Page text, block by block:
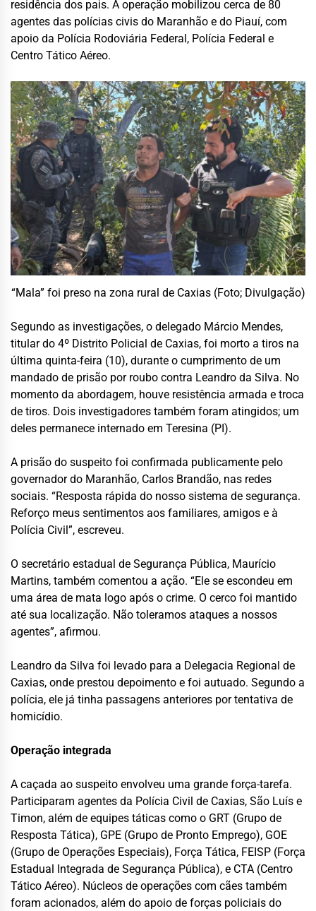
residência dos pais. A operação mobilizou cerca de 80
agentes das polícias civis do Maranhão e do Piauí, com
apoio da Polícia Rodoviária Federal, Polícia Federal e
Centro Tático Aéreo.
“Mala” foi preso na zona rural de Caxias (Foto; Divulgação)
Segundo as investigações, o delegado Márcio Mendes,
titular do 4º Distrito Policial de Caxias, foi morto a tiros na
última quinta-feira (10), durante o cumprimento de um
mandado de prisão por roubo contra Leandro da Silva. No
momento da abordagem, houve resistência armada e troca
de tiros. Dois investigadores também foram atingidos; um
deles permanece internado em Teresina (PI).
A prisão do suspeito foi confirmada publicamente pelo
governador do Maranhão, Carlos Brandão, nas redes
sociais. “Resposta rápida do nosso sistema de segurança.
Reforço meus sentimentos aos familiares, amigos e à
Polícia Civil”, escreveu.
O secretário estadual de Segurança Pública, Maurício
Martins, também comentou a ação. “Ele se escondeu em
uma área de mata logo após o crime. O cerco foi mantido
até sua localização. Não toleramos ataques a nossos
agentes”, afirmou.
Leandro da Silva foi levado para a Delegacia Regional de
Caxias, onde prestou depoimento e foi autuado. Segundo a
polícia, ele já tinha passagens anteriores por tentativa de
homicídio.
Operação integrada
A caçada ao suspeito envolveu uma grande força-tarefa.
Participaram agentes da Polícia Civil de Caxias, São Luís e
Timon, além de equipes táticas como o GRT (Grupo de
Resposta Tática), GPE (Grupo de Pronto Emprego), GOE
(Grupo de Operações Especiais), Força Tática, FEISP (Força
Estadual Integrada de Segurança Pública), e CTA (Centro
Tático Aéreo). Núcleos de operações com cães também
foram acionados, além do apoio de forças policiais do